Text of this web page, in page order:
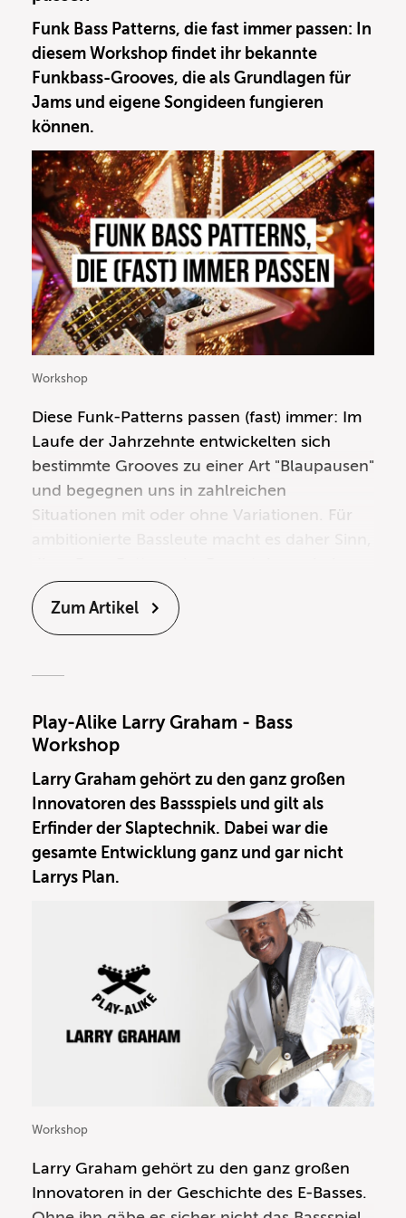
ebenfalls gut gebrauchen!
Workshop
Funk Bass Patterns, die fast immer passen: In
diesem Workshop findet ihr bekannte
Funkbass-Grooves, die als Grundlagen für
Jams und eigene Songideen fungieren
können.
Diese Funk-Patterns passen (fast) immer: Im
Laufe der Jahrzehnte entwickelten sich
bestimmte Grooves zu einer Art "Blaupausen"
und begegnen uns in zahlreichen
Situationen mit oder ohne Variationen. Für
können sie doch bei jedem Jam, jeder
Session, oder beim Schreiben eigener Songs
hervorragend als Basis dienen. Zudem lassen
entwickeln.
Zum Artikel
Play-Alike Larry Graham - Bass
Workshop
Workshop
Larry Graham gehört zu den ganz großen
Innovatoren des Bassspiels und gilt als
Erfinder der Slaptechnik. Dabei war die
gesamte Entwicklung ganz und gar nicht
Larrys Plan.
Larry Graham gehört zu den ganz großen
Innovatoren in der Geschichte des E-Basses.